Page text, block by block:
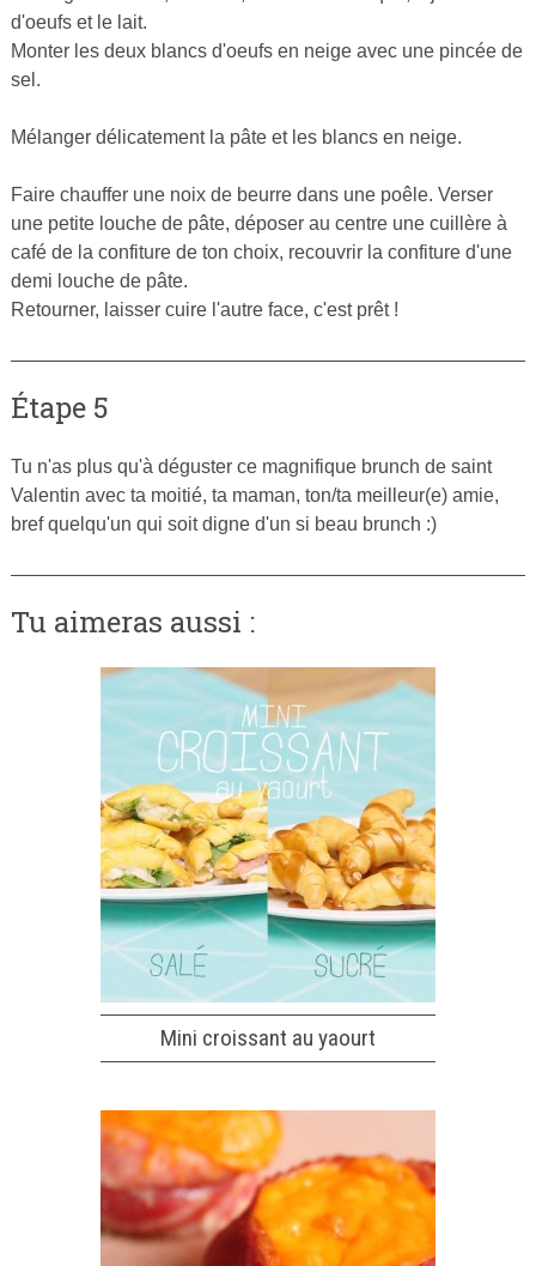
d'oeufs et le lait.
Monter les deux blancs d'oeufs en neige avec une pincée de
sel.
Mélanger délicatement la pâte et les blancs en neige.
Faire chauffer une noix de beurre dans une poêle. Verser
une petite louche de pâte, déposer au centre une cuillère à
café de la confiture de ton choix, recouvrir la confiture d'une
demi louche de pâte.
Retourner, laisser cuire l'autre face, c'est prêt !
Étape 5
Tu n'as plus qu'à déguster ce magnifique brunch de saint
Valentin avec ta moitié, ta maman, ton/ta meilleur(e) amie,
bref quelqu'un qui soit digne d'un si beau brunch :)
Tu aimeras aussi :
Mini croissant au yaourt